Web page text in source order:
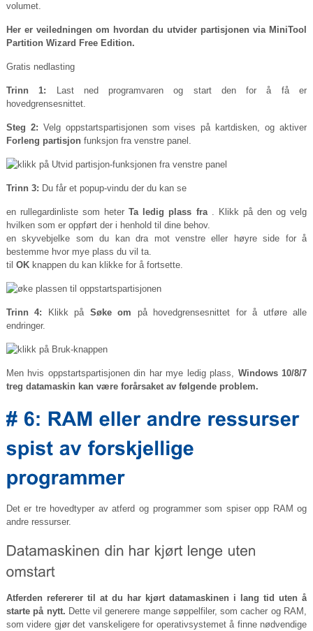
volumet.
Her er veiledningen om hvordan du utvider partisjonen via MiniTool
Partition Wizard Free Edition.
Gratis nedlasting
Trinn 1: Last ned programvaren og start den for å få er
hovedgrensesnittet.
Steg 2: Velg oppstartspartisjonen som vises på kartdisken, og aktiver
Forleng partisjonfunksjon fra venstre panel.
Trinn 3: Du får et popup-vindu der du kan se
en rullegardinliste som heterTa ledig plass fra. Klikk på den og velg
hvilken som er oppført der i henhold til dine behov.
en skyvebjelke som du kan dra mot venstre eller høyre side for å
bestemme hvor mye plass du vil ta.
til OKknappen du kan klikke for å fortsette.
Trinn 4: Klikk på Søke om på hovedgrensesnittet for å utføre alle
endringer.
Men hvis oppstartspartisjonen din har mye ledig plass, Windows 10/8/7
treg datamaskin kan være forårsaket av følgende problem.
Det er tre hovedtyper av atferd og programmer som spiser opp RAM og
andre ressurser.
Atferden refererer til at du har kjørt datamaskinen i lang tid uten å
starte på nytt. Dette vil generere mange søppelfiler, som cacher og RAM,
som videre gjør det vanskeligere for operativsystemet å finne nødvendige